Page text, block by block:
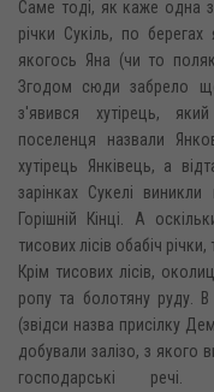
Саме тоді, як каже одна
річки Сукіль, по
якогось Яна (чи то
Згодом сюди забрело ще
з'явився хутірець,
поселенця назвали
хутірець Янківець, а
зарінках Сукелі
Горішній Кінці. А
тисових лісів обабіч
Крім тисових лісів,
ропу та болотяну руду.
(звідси назва присілку
добували залізо, з якого
господарські